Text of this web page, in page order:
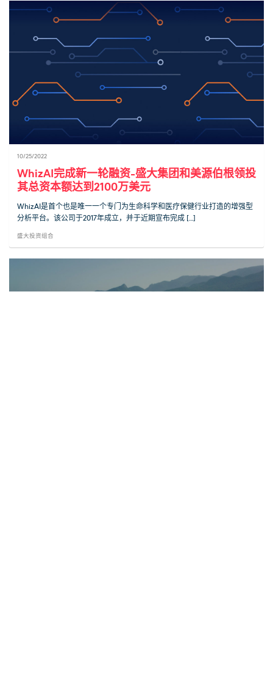
10/25/2022
WhizAI完成新一轮融资-盛大集团和美源伯根领投
其总资本额达到2100万美元
WhizAI是首个也是唯一一个专门为生命科学和医疗保健行业打造的增强型
分析平台。该公司于2017年成立，并于近期宣布完成 […]
盛大投资组合